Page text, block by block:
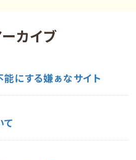
カイブ
にする嫌ぁなサイト
て